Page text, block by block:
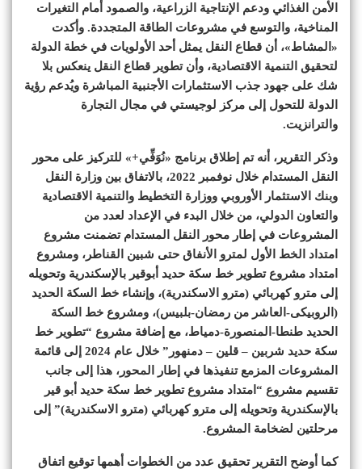
الأمن الغذائي ودعم الإنتاجية الزراعية، والصمود أمام التغيرات
المناخية، والتوسع في مشروعات الطاقة المتجددة. وأكدت
«المشاط»، أن قطاع النقل يمثل أحد الأولويات في خطة الدولة
لتحقيق التنمية الاقتصادية، وأن تطوير قطاع النقل ينعكس بلا
شك على جهود جذب الاستثمارات الأجنبية المباشرة ويُدعم رؤية
الدولة للتحول إلى مركز لوجيستي في مجال التجارة
والترانزيت.
وذكر التقرير، أنه تم إطلاق برنامج «نُوَفِّي+» للتركيز على محور
النقل المستدام خلال نوفمبر 2022، بالاتفاق بين وزارة النقل
وبنك الاستثمار الأوروبي ووزارة التخطيط والتنمية الاقتصادية
والتعاون الدولي، من خلال البدء في الإعداد لعدد من
المشروعات في إطار محور النقل المستدام تضمنت مشروع
امتداد الخط الأول لمترو الأنفاق حتى شبين القناطر، ومشروع
امتداد مشروع تطوير خط سكة حديد أبوقير بالإسكندرية وتحويله
إلى مترو كهربائي (مترو الاسكندرية)، وإنشاء خط السكة الحديد
(الروبيكى-العاشر من رمضان-بلبيس)، ومشروع خط السكة
الحديد طنطا-المنصورة-دمياط، مع إضافة مشروع “تطوير خط
سكة حديد شربين – قلين – دمنهور” خلال عام 2024 إلى قائمة
المشروعات المزمع تنفيذها في إطار المحور، هذا إلى جانب
تقسيم مشروع “امتداد مشروع تطوير خط سكة حديد أبو قير
بالإسكندرية وتحويله إلى مترو كهربائي (مترو الاسكندرية)” إلى
مرحلتين لضخامة المشروع.
كما أوضح التقرير تحقيق عدد من الخطوات أهمها توقيع اتفاق